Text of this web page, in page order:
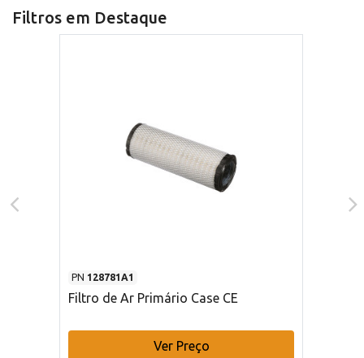
Filtros em Destaque
PN 128781A1
Filtro de Ar Primário Case CE
Ver Preço